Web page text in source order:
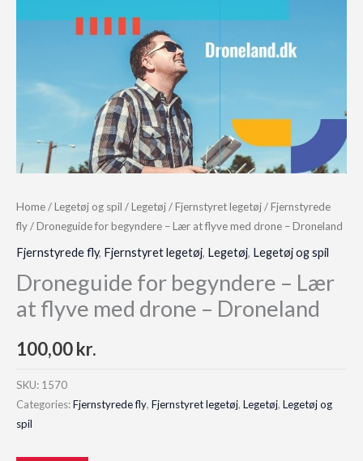
Home/Legetøj og spil /Legetøj/Fjernstyret legetøj/Fjernstyrede
fly/ Droneguide for begyndere – Lær at flyve med drone – Droneland
Fjernstyrede fly, Fjernstyret legetøj, Legetøj, Legetøj og spil
Droneguide for begyndere – Lær
at flyve med drone – Droneland
100,00kr.
SKU: 1570
Categories:Fjernstyrede fly, Fjernstyret legetøj, Legetøj, Legetøj og
spil